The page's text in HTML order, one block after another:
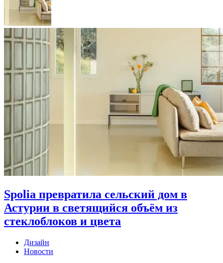
Spolia превратила сельский дом в
Астурии в светящийся объём из
стеклоблоков и цвета
Дизайн
Новости